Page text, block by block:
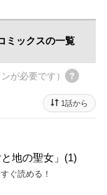
ミックスの一覧
が必要です）
1話から
地の聖女」(1)
ぐ読める！